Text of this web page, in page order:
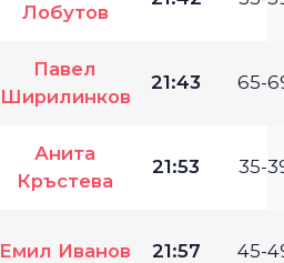
Лобутов
Павел
Ширилинков
21:43 65-
Анита
Кръстева
21:53 35-
Емил Иванов 21:57 45-